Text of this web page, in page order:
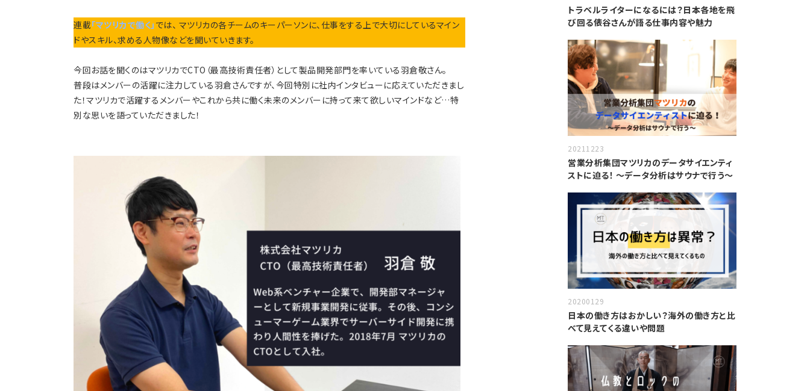
連載「マツリカで働く」 では、 マツリカの各チームのキーパーソンに、仕事をする上で大切にしているマイン
ドやスキル、求める人物像などを聞いていきます。
今回お話を聞くのはマツリカでCTO（最高技術責任者）として製品開発部門を率いている羽倉敬さん。
普段はメンバーの活躍に注力している羽倉さんですが、今回特別に社内インタビューに応えていただきまし
た！マツリカで活躍するメンバーやこれから共に働く未来のメンバーに持って来て欲しいマインドなど…特
別な思いを語っていただきました！
トラベルライターになるには？日本各地を飛
び回る俵谷さんが語る仕事内容や魅力
20211223
営業分析集団マツリカのデータサイエンティ
ストに迫る！ 〜データ分析はサウナで行う〜
20200129
日本の働き方はおかしい？海外の働き方と比
べて見えてくる違いや問題